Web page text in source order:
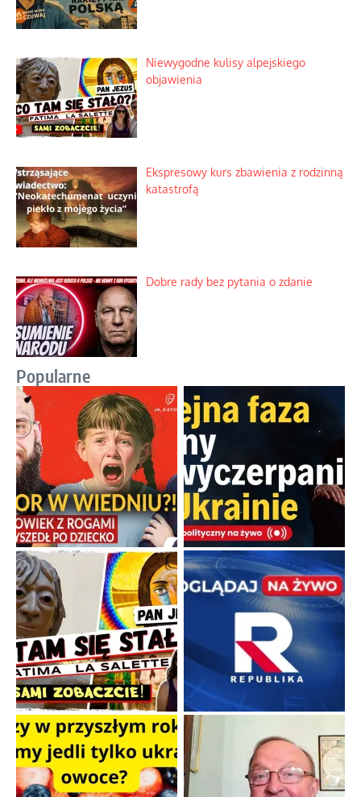
Niewygodne kulisy alpejskiego
objawienia
Ekspresowy kurs zbawienia z rodzinną
katastrofą
Dobre rady bez pytania o zdanie
Popularne